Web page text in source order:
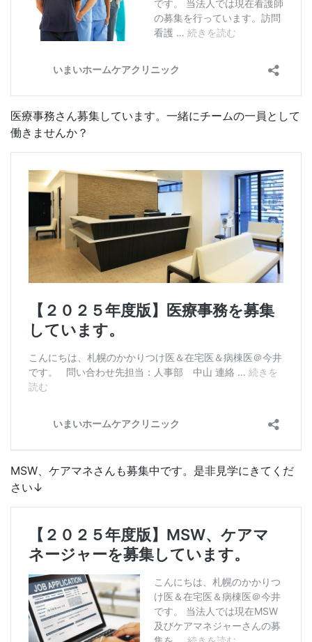
医療事務さん募集しています。一緒にチームの一員として
働きませんか？
MSW、ケアマネさんも募集中です。是非見学にきてくだ
さい↓